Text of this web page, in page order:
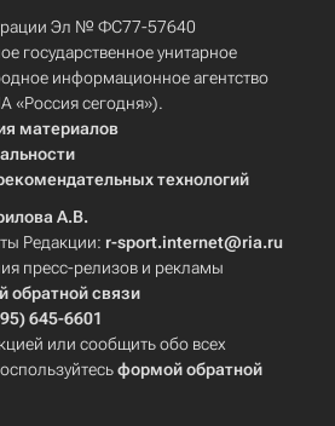
Эл № ФС77-57640
государственное унитарное
информационное агентство
«Россия сегодня»).
материалов
технологий
А.В.
Редакции: r-sport.internet@ria.ru
пресс-релизов и рекламы
обратной связи
645-6601
или сообщить обо всех
формой обратной